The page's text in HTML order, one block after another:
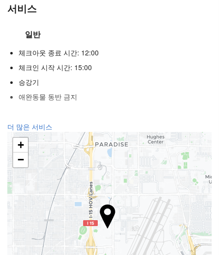
서비스
일반
체크아웃 종료 시간: 12:00
체크인 시작 시간: 15:00
승강기
애완동물 동반 금지
푸드 & 베버리지
일품요리 레스토랑
바
구내 커피숍
웰니스
스파
터키식 목욕탕
헬스 클럽
더 많은 서비스
+
−